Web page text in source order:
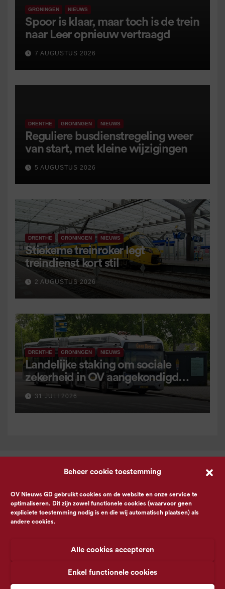
Beheer cookie toestemming
OV Nieuws GD gebruikt cookies om de website en onze service te
optimaliseren. Dit zijn zowel functionele cookies (waarvoor geen
expliciete toestemming nodig is en die wij automatisch plaatsen) als
andere cookies.
Alle cookies accepteren
Enkel functionele cookies
GRONINGEN NIEUWS
Spoor is klaar, maar toch is de trein
naar Leer opnieuw vertraagd
7 AUGUSTUS 2026
DRENTHE GRONINGEN NIEUWS
Reguliere busdienstregeling weer
van start, met kleine wijzigingen
5 AUGUSTUS 2026
DRENTHE GRONINGEN NIEUWS
Stiekeme treinroker legt
treindienst kort stil
2 AUGUSTUS 2026
DRENTHE GRONINGEN NIEUWS
Landelijke staking om sociale
zekerheid in OV aangekondigd
voor 9 september
31 JULI 2026